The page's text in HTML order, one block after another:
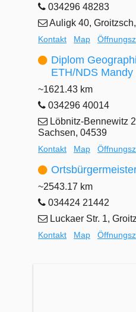
034296 48283
Auligk 40,
Kontakt Map
Diplom
ETH/NDS Mandy
~1621.43 km
034296 40014
Löbnitz-Bennewitz
Sachsen, 04539
Kontakt Map
~2543.17 km
034424 21442
Luckaer Str. 1,
Kontakt Map